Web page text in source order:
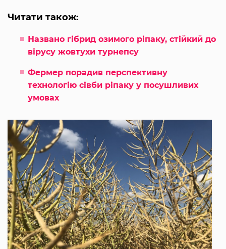
Читати також:
Названо гібрид озимого ріпаку, стійкий до
вірусу жовтухи турнепсу
Фермер порадив перспективну
технологію сівби ріпаку у посушливих
умовах